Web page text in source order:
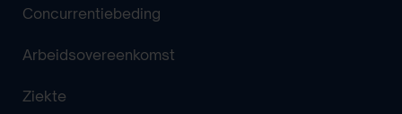
Concurrentiebeding
Arbeidsovereenkomst
Ziekte